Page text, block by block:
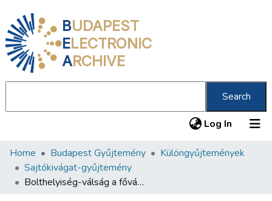
BUDAPEST
ELECTRONIC
ARCHIVE
Search
Log In (current)
Communities & Collections
All of DSpace
Home Budapest Gyűjtemény
Különgyűjtemények
Sajtókivágat-gyűjtemény
Bolthelyiség-válság a fővárosban